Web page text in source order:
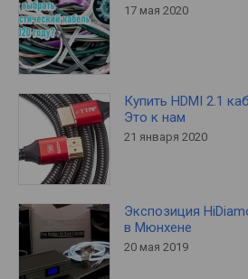
17 мая 2020
Купить HDMI 2.1
Это к нам
21 января 2020
Экспозиция
в Мюнхене
20 мая 2019